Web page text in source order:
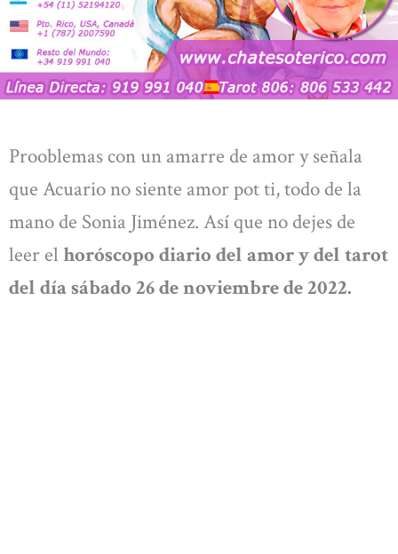
Prooblemas con un amarre de amor y señala
que Acuario no siente amor pot ti, todo de la
mano de Sonia Jiménez. Así que no dejes de
leer el horóscopo diario del amor y del tarot
del día sábado 26de noviembrede 2022.